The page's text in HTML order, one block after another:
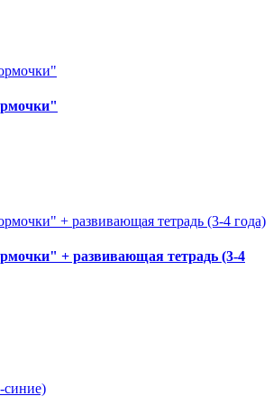
+ развивающая тетрадь (3-4